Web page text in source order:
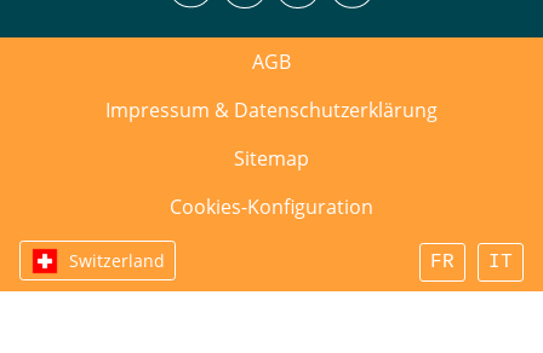
AGB
Impressum & Datenschutzerklärung
Sitemap
Cookies-Konfiguration
Switzerland FR IT